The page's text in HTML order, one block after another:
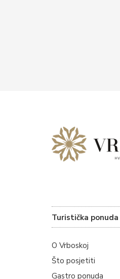
Turistička ponuda
O Vrboskoj
Što posjetiti
Gastro ponuda